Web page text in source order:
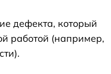
дефекта, который
работой (например,